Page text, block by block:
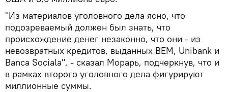
"Из материалов уголовного дела ясно, что
подозреваемый должен был знать, что
происхождение денег незаконно, что они - из
невозвратных кредитов, выданных ВЕМ, Unibank и
Banca Sociala", - сказал Морарь, подчеркнув, что и
в рамках второго уголовного дела фигурируют
миллионные суммы.